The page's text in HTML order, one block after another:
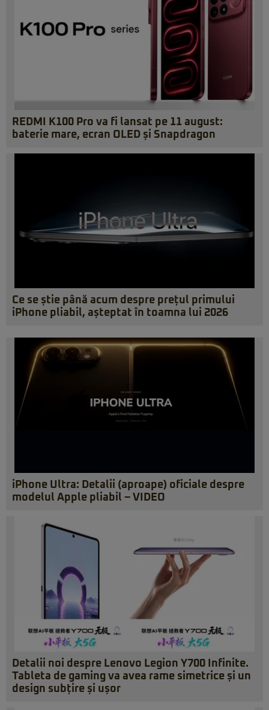
REDMI K100 Pro va fi lansat pe 11 august:
baterie mare, ecran OLED și Snapdragon
Ce se știe până acum despre prețul primului
iPhone pliabil, așteptat în toamna lui 2026
iPhone Ultra: Detalii (aproape) oficiale despre
modelul Apple pliabil – VIDEO
Detalii noi despre Lenovo Legion Y700 Infinite.
Tableta de gaming va avea rame simetrice și un
design subțire și ușor